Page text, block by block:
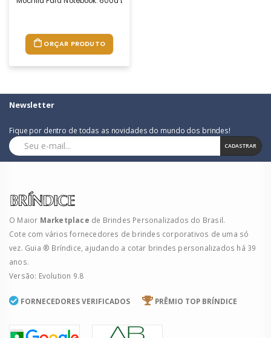
ORÇAR PRODUTO
Newsletter
Fique por dentro de todas as novidades do mundo dos brindes!
CADASTRAR
O Maior Marketplace de Brindes Personalizados do Brasil.
Cote com vários fornecedores de brindes corporativos de uma só
vez. Guia ® Bríndice, ajudando a cotar brindes personalizados há 39
anos.
Versão: Evolution 9.8
FORNECEDORES VERIFICADOS PRÊMIO TOP BRÍNDICE